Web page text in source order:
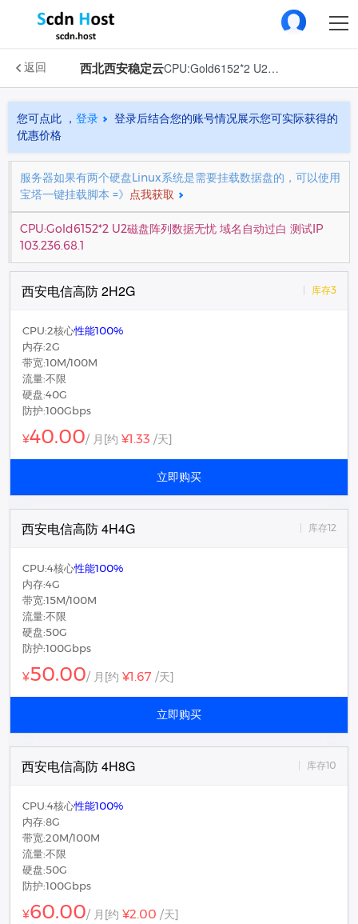
返回 西北西安稳定云 CPU:Gold6152*2 U2磁盘阵列数据无忧 域名自动过白 测试IP 103.236.68.1
您可点此 ， 登录
登录后结合您的账号情况展示您可实际获得的
优惠价格
服务器如果有两个硬盘Linux系统是需要挂载数据盘的，可以使用
宝塔一键挂载脚本 =》 点我获取
CPU:Gold6152*2 U2磁盘阵列数据无忧 域名自动过白 测试IP
103.236.68.1
西安电信高防 2H2G 库存3
CPU:2核心性能100%
内存:2G
带宽:10M/100M
流量:不限
硬盘:40G
防护:100Gbps
¥40.00/ 月 [约 ¥1.33 /天]
立即购买
西安电信高防 4H4G 库存12
CPU:4核心性能100%
内存:4G
带宽:15M/100M
流量:不限
硬盘:50G
防护:100Gbps
¥50.00/ 月 [约 ¥1.67 /天]
立即购买
西安电信高防 4H8G 库存10
CPU:4核心性能100%
内存:8G
带宽:20M/100M
流量:不限
硬盘:50G
防护:100Gbps
¥60.00/ 月 [约 ¥2.00 /天]